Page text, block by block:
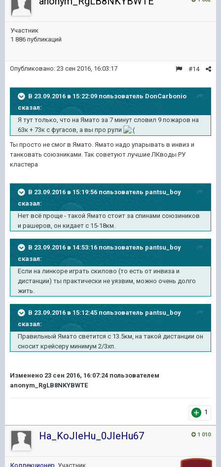
Участник
1 886 публикаций
#14
Опубликовано: 23 сен 2016, 16:03:17
В 23.09.2016 в 15:22:09 пользователь DonCarbonio
сказал:
Я тут только, что на Ямато за 7 минут словил 9 пожаров на
63к + 73к с фугасов, а вы про рули
Ты просто не смог в Ямато. Ямато надо упарывать в инвиз и
танковать союзниками. Так советуют лучшие ЛКводы РУ
кластера
В 23.09.2016 в 15:19:56 пользователь pantsu_boy
сказал:
Нет всё проще - такой Ямато стоит за спинами союзиников
и рашеров, он кидает с 15-18км.
В 23.09.2016 в 14:53:16 пользователь pantsu_boy
сказал:
Если на линкоре играть скилово (то есть от инвиза и
дистанции) ты практически не уязвим, можно очень долго
жить.
В 23.09.2016 в 15:12:45 пользователь pantsu_boy
сказал:
Правильный Ямато светится с 13.5км, на такой дистанции он
сносит крейсеру минимум 2/3хп.
Изменено 23 сен 2016, 16:07:24 пользователем
anonym_RgLB8NKYBWTE
1
1 010
Ha_KoJIeHu_0JIeHu67
Коллекционер , Участник